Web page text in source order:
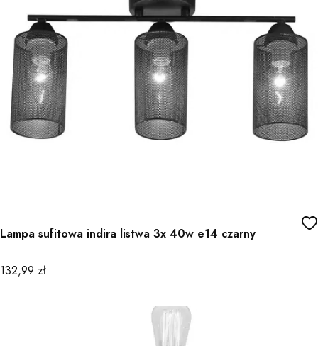
Lampa sufitowa indira listwa 3x 40w e14 czarny
Cena
132,99 zł